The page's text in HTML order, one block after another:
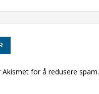
for å redusere spam.